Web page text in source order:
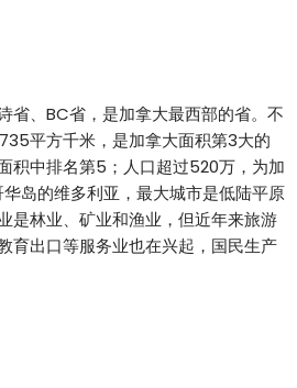
省、BC省，是加拿大最西部的省。不
平方千米，是加拿大面积第3大的
积中排名第5；人口超过520万，为加
岛的维多利亚，最大城市是低陆平原
是林业、矿业和渔业，但近年来旅游
育出口等服务业也在兴起，国民生产